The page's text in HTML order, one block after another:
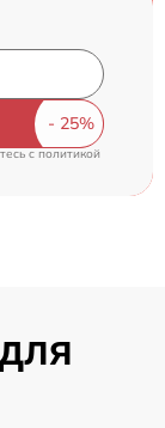
cполитикой